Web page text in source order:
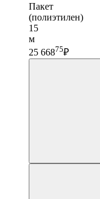
Пакет
(полиэтилен)
15
м
25 66875₽